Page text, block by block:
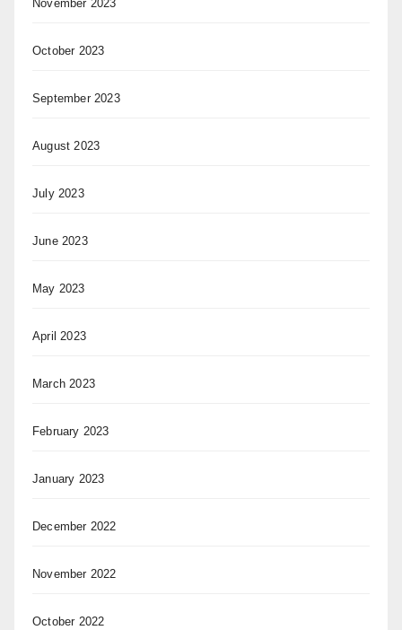
November 2023
October 2023
September 2023
August 2023
July 2023
June 2023
May 2023
April 2023
March 2023
February 2023
January 2023
December 2022
November 2022
October 2022